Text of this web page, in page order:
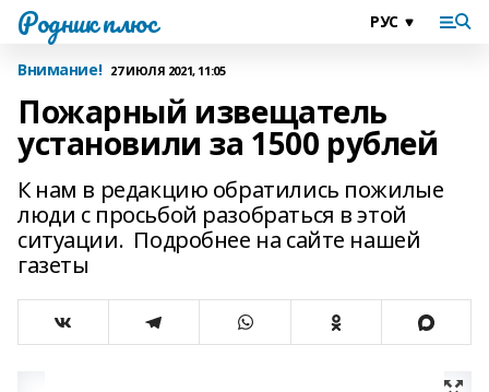
Родник плюс
Внимание! 27 ИЮЛЯ 2021, 11:05
Пожарный извещатель
установили за 1500 рублей
К нам в редакцию обратились пожилые
люди с просьбой разобраться в этой
ситуации. Подробнее на сайте нашей
газеты